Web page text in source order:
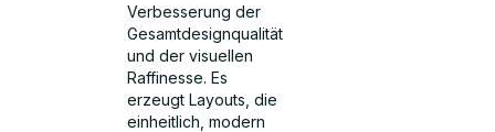
Verbesserung der
Gesamtdesignqualität
und der visuellen
Raffinesse. Es
erzeugt Layouts, die
einheitlich, modern